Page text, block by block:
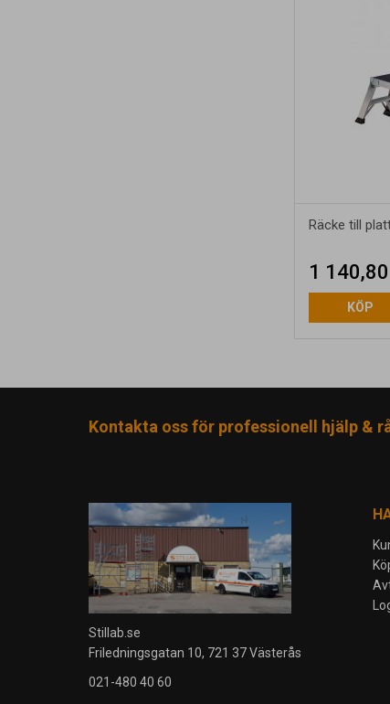
Räcke till
1
KÖP
Kontakta oss för professionell hjälp &
Stillab.se
Friledningsgatan 10, 721 37 Västerås
021-480 40 60